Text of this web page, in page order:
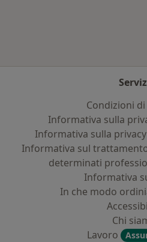
Condizioni
Informativa sulla
Informativa sulla
Informativa sul
determinati
Informativa
In che modo
Chi
Lavoro